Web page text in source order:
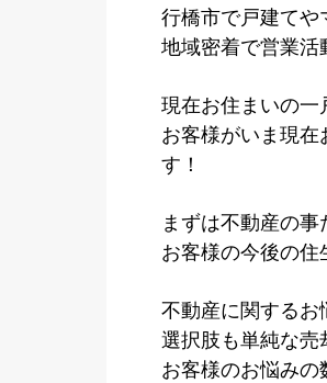
行橋市で戸建てや
地域密着で営業活
現在お住まいの一
お客様がいま現
す！
まずは不動産の
お客様の今後の
不動産に関するお
選択肢も単純な売
お客様のお悩みの